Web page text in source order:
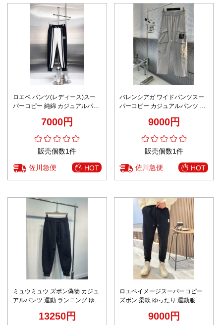
ロエベ パンツ(レディース)スー
パーコピー 純綿 カジュアルパン
7000円
販売個数1件
佐川急便 HOT
バレンシアガ ワイドパンツスー
パーコピー カジュアルパンツ 純
9000円
販売個数1件
佐川急便 HOT
ミュウミュウ ズボン偽物 カジュ
アルパンツ 運動 ランニング ゆっ
13250円
ロエベイメージスーパーコピー
ズボン 柔軟 ゆったり 運動服 カ
9000円